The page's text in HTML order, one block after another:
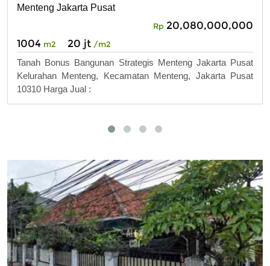
Menteng Jakarta Pusat
Rp 20,080,000,000
1004 m2 20 jt /m2
Tanah Bonus Bangunan Strategis Menteng Jakarta Pusat
Kelurahan Menteng, Kecamatan Menteng, Jakarta Pusat
10310 Harga Jual :